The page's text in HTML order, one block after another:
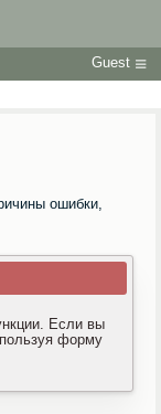
Guest
ошибки,
Если вы
форму